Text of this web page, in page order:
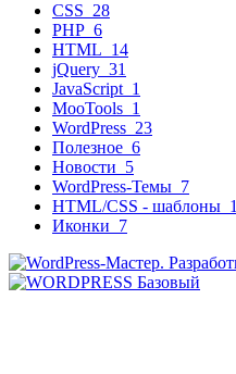
CSS 28
PHP 6
HTML 14
jQuery 31
JavaScript 1
MooTools 1
WordPress 23
Полезное 6
Новости 5
WordPress-Темы 7
HTML/CSS - шаблоны 1
Иконки 7